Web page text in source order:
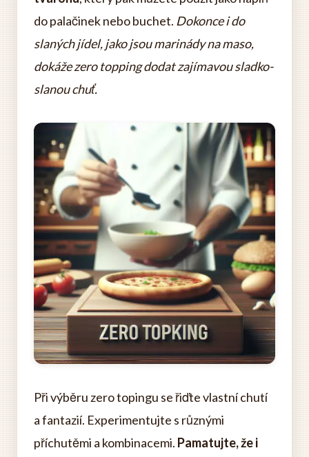
do palačinek nebo buchet. Dokonce i do
slaných jídel, jako jsou marinády na maso,
dokáže zero topping dodat zajímavou sladko-
slanou chuť.
Při výběru zero topingu se řiďte vlastní chutí
a fantazií. Experimentujte s různými
příchutěmi a kombinacemi. Pamatujte, že i